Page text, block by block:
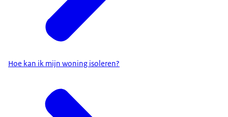
Hoe kan ik mijn woning isoleren?